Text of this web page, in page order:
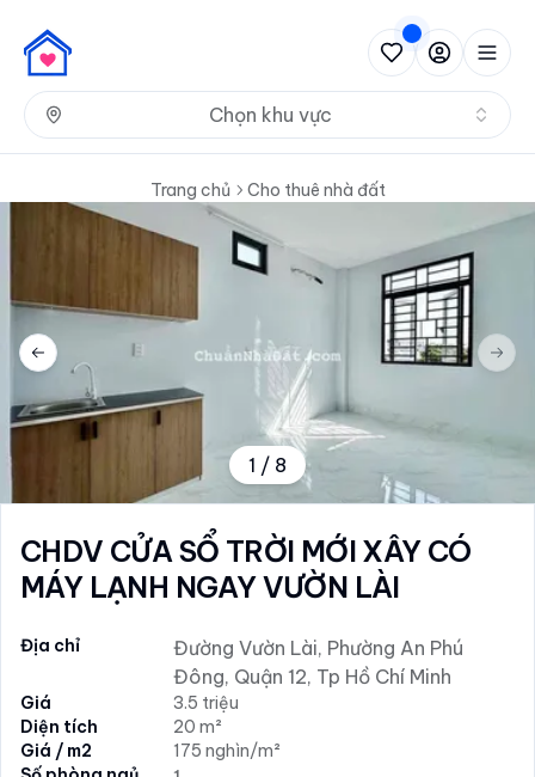
Chọn khu vực
Trang chủ Cho thuê nhà đất
Previous slide
1 / 8
CHDV CỬA SỔ TRỜI MỚI XÂY CÓ
MÁY LẠNH NGAY VƯỜN LÀI
Địa chỉ
Đường Vườn Lài, Phường An Phú
Đông, Quận 12, Tp Hồ Chí Minh
Giá
3.5 triệu
Diện tích
20 m²
Giá / m2
175 nghìn/m²